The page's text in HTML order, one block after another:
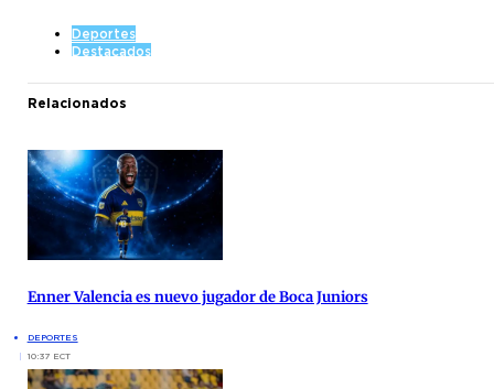
Deportes
Destacados
Relacionados
Enner Valencia es nuevo jugador de Boca Juniors
DEPORTES
10:37 ECT